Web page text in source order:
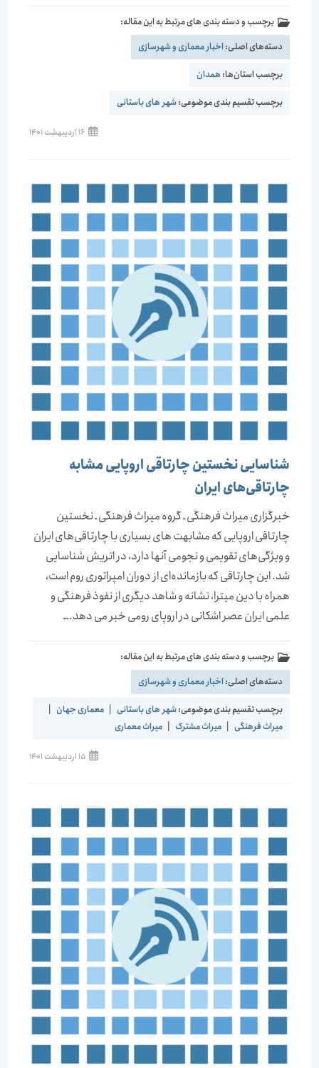
برچسب و دسته بندی های مرتبط به این مقاله:
دسته‌های اصلی:اخبار معماری و شهرسازی
برچسب استان‌ها:همدان
برچسب تقسیم بندی موضوعی:شهر های باستانی
نوشته
منتشر
16 اردیبهشت 1401
شناسایی نخستین چارتاقی اروپایی مشابه
چارتاقی‌های ایران
خبرگزاری میراث فرهنگی ـ گروه میراث فرهنگی ـ نخستین
چارتاقی اروپایی که مشابهت های بسیاری با چارتاقی‌های ایران
و ویژگی‌های تقویمی و نجومی آنها دارد، در اتریش شناسایی
شد. این چارتاقی که بازمانده‌ای از دوران امپراتوری روم است،
همراه با دین میترا، نشانه و شاهد دیگری از نفوذ فرهنگی و
علمی ایران عصر اشکانی در اروپای رومی خبر می دهد.…
برچسب و دسته بندی های مرتبط به این مقاله:
دسته‌های اصلی:اخبار معماری و شهرسازی
برچسب تقسیم بندی موضوعی:شهر های باستانی | معماری جهان |
میراث فرهنگی | میراث مشترک | میراث معماری
نوشته
منتشر
15 اردیبهشت 1401